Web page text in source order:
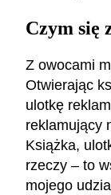
Czym się
Z owocami
Otwierając
ulotkę
reklamujący
Książka,
rzeczy – to
mojego